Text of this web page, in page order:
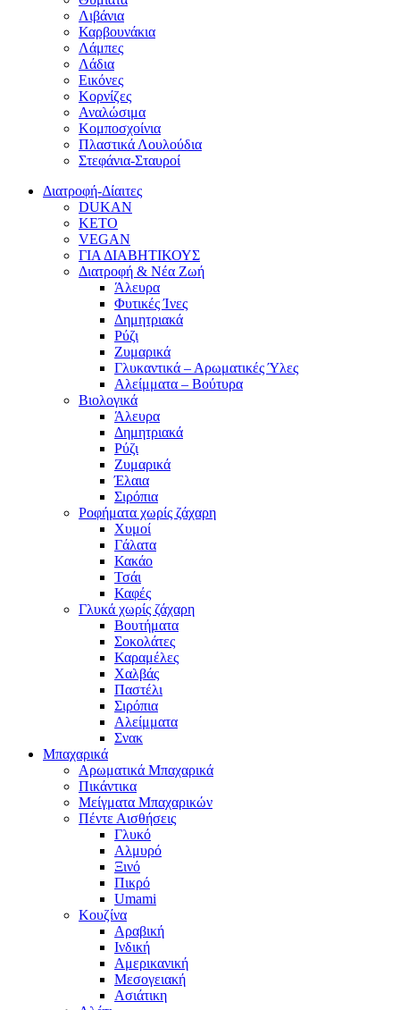
Λιβάνια
Καρβουνάκια
Λάμπες
Λάδια
Εικόνες
Κορνίζες
Αναλώσιμα
Κομποσχοίνια
Πλαστικά Λουλούδια
Στεφάνια-Σταυροί
Διατροφή-Δίαιτες
DUKAN
KETO
VEGAN
ΓΙΑ ΔΙΑΒΗΤΙΚΟΥΣ
Διατροφή & Νέα Ζωή
Άλευρα
Φυτικές Ίνες
Δημητριακά
Ρύζι
Ζυμαρικά
Γλυκαντικά – Αρωματικές Ύλες
Αλείμματα – Βούτυρα
Βιολογικά
Άλευρα
Δημητριακά
Ρύζι
Ζυμαρικά
Έλαια
Σιρόπια
Ροφήματα χωρίς ζάχαρη
Χυμοί
Γάλατα
Κακάο
Τσάι
Καφές
Γλυκά χωρίς ζάχαρη
Βουτήματα
Σοκολάτες
Καραμέλες
Χαλβάς
Παστέλι
Σιρόπια
Αλείμματα
Σνακ
Μπαχαρικά
Αρωματικά Μπαχαρικά
Πικάντικα
Μείγματα Μπαχαρικών
Πέντε Αισθήσεις
Γλυκό
Αλμυρό
Ξινό
Πικρό
Umami
Κουζίνα
Αραβική
Ινδική
Αμερικανική
Μεσογειακή
Ασιάτικη